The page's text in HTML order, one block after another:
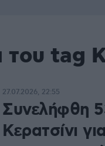
tag
Συνελήφθη
Κερατσίνι
27.07.2026, 22:55